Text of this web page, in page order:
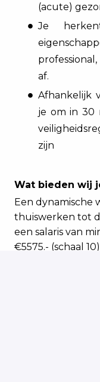
(acute)
Je
af.
Afhankelijk
je om in 30
zijn
Wat bieden wij
Een dynamische
thuiswerken tot
een salaris van
€5575.- (schaal